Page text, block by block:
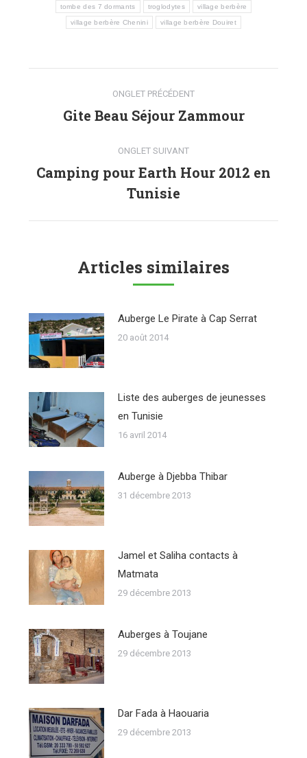
tombe des 7 dormants troglodytes village berbère
village berbère Chenini village berbère Douiret
Navigation
commentaire
ONGLET PRÉCÉDENT
Onglet
Gite Beau Séjour Zammour
ONGLET SUIVANT
Onglet
suivant
Camping pour Earth Hour 2012 en
Tunisie
Articles similaires
Auberge Le Pirate à Cap Serrat
20 août 2014
Liste des auberges de jeunesses
en Tunisie
16 avril 2014
Auberge à Djebba Thibar
31 décembre 2013
Jamel et Saliha contacts à
Matmata
29 décembre 2013
Auberges à Toujane
29 décembre 2013
Dar Fada à Haouaria
29 décembre 2013